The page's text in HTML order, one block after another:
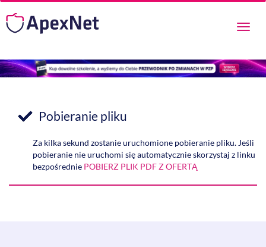
Pobieranie pliku
Za kilka sekund zostanie uruchomione pobieranie pliku. Jeśli
pobieranie nie uruchomi się automatycznie skorzystaj z linku
bezpośrednie POBIERZ PLIK PDF Z OFERTĄ